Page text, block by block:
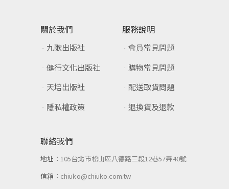
關於我們
九歌出版社
健行文化出版社
天培出版社
隱私權政策
服務說明
會員常見問題
購物常見問題
配送取貨問題
退換貨及退款
聯絡我們
地址：105台北市松山區八德路三段12巷57弄40號
信箱： chiuko@chiuko.com.tw